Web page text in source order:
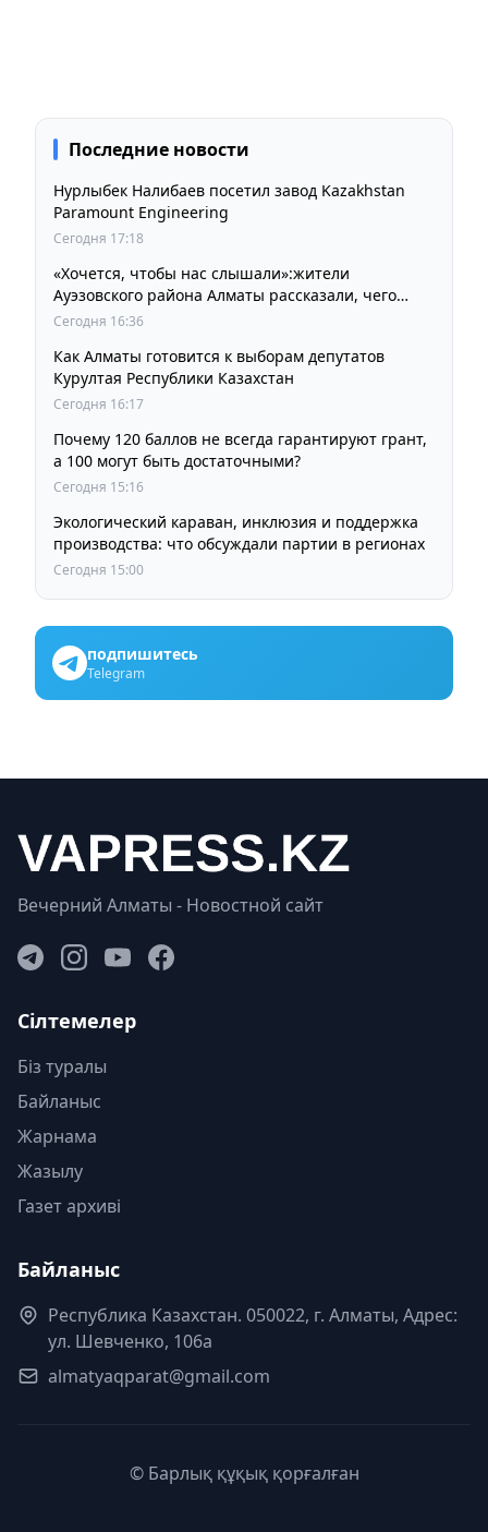
Последние новости
Нурлыбек Налибаев посетил завод Kazakhstan
Paramount Engineering
Сегодня 17:18
«Хочется, чтобы нас слышали»:жители
Ауэзовского района Алматы рассказали, чего
ждут от выборов депутатов Курултая
Сегодня 16:36
Как Алматы готовится к выборам депутатов
Курултая Республики Казахстан
Сегодня 16:17
Почему 120 баллов не всегда гарантируют грант,
а 100 могут быть достаточными?
Сегодня 15:16
Экологический караван, инклюзия и поддержка
производства: что обсуждали партии в регионах
Сегодня 15:00
подпишитесь
Telegram
Вечерний Алматы - Новостной сайт
Сілтемелер
Біз туралы
Байланыс
Жарнама
Жазылу
Газет архиві
Байланыс
Республика Казахстан. 050022, г. Алматы, Адрес:
ул. Шевченко, 106а
almatyaqparat@gmail.com
© Барлық құқық қорғалған